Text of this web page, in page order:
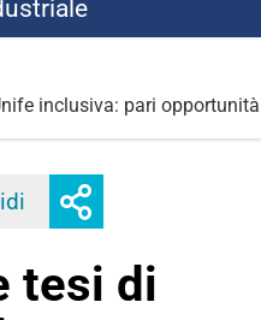
inclusiva: pari
Facebook
opzioni
di
tesi di